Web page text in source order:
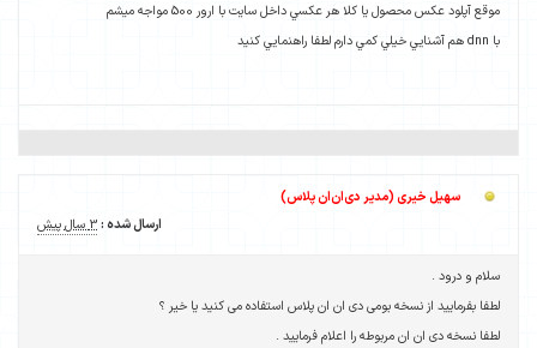
موقع آپلود عکس محصول يا کلا هر عکسي داخل سايت با ارور 500 مواجه ميشم
با dnn هم آشنايي خيلي کمي دارم لطفا راهنمايي کنيد
سهیل خیری (مدیر دی‌ان‌ان پلاس)
ارسال شده :3 سال پیش
سلام و درود .
لطفا بفرمایید از نسخه بومی دی ان ان پلاس استفاده می کنید یا خیر ؟
لطفا نسخه دی ان ان مربوطه را اعلام فرمایید .